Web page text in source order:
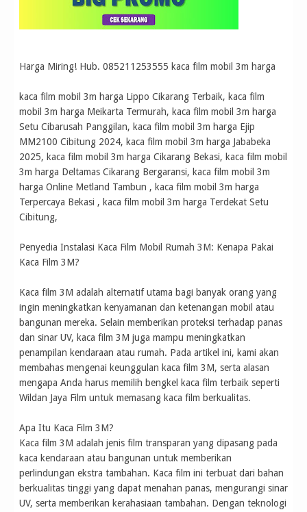
Harga Miring! Hub. 085211253555 kaca film mobil 3m harga
kaca film mobil 3m harga Lippo Cikarang Terbaik, kaca film
mobil 3m harga Meikarta Termurah, kaca film mobil 3m harga
Setu Cibarusah Panggilan, kaca film mobil 3m harga Ejip
MM2100 Cibitung 2024, kaca film mobil 3m harga Jababeka
2025, kaca film mobil 3m harga Cikarang Bekasi, kaca film mobil
3m harga Deltamas Cikarang Bergaransi, kaca film mobil 3m
harga Online Metland Tambun , kaca film mobil 3m harga
Terpercaya Bekasi , kaca film mobil 3m harga Terdekat Setu
Cibitung,
Penyedia Instalasi Kaca Film Mobil Rumah 3M: Kenapa Pakai
Kaca Film 3M?
Kaca film 3M adalah alternatif utama bagi banyak orang yang
ingin meningkatkan kenyamanan dan ketenangan mobil atau
bangunan mereka. Selain memberikan proteksi terhadap panas
dan sinar UV, kaca film 3M juga mampu meningkatkan
penampilan kendaraan atau rumah. Pada artikel ini, kami akan
membahas mengenai keunggulan kaca film 3M, serta alasan
mengapa Anda harus memilih bengkel kaca film terbaik seperti
Wildan Jaya Film untuk memasang kaca film berkualitas.
Apa Itu Kaca Film 3M?
Kaca film 3M adalah jenis film transparan yang dipasang pada
kaca kendaraan atau bangunan untuk memberikan
perlindungan ekstra tambahan. Kaca film ini terbuat dari bahan
berkualitas tinggi yang dapat menahan panas, mengurangi sinar
UV, serta memberikan kerahasiaan tambahan. Dengan teknologi